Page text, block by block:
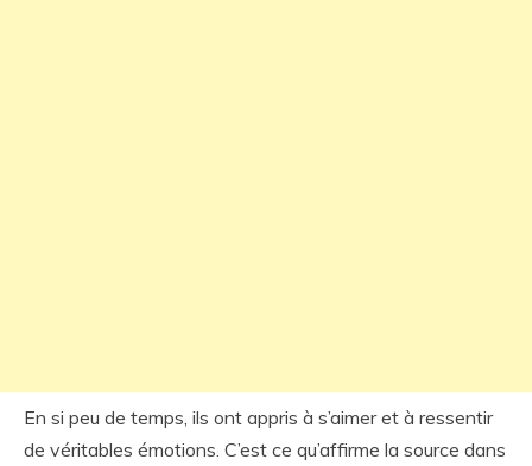
En si peu de temps, ils ont appris à s’aimer et à ressentir
de véritables émotions. C’est ce qu’affirme la source dans